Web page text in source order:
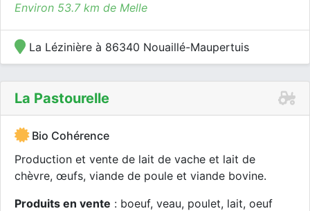
Environ 53.7 km de Melle
La Lézinière à 86340 Nouaillé-Maupertuis
La Pastourelle
Bio Cohérence
Production et vente de lait de vache et lait de
chèvre, œufs, viande de poule et viande bovine.
Produits en vente : boeuf, veau, poulet, lait, oeuf